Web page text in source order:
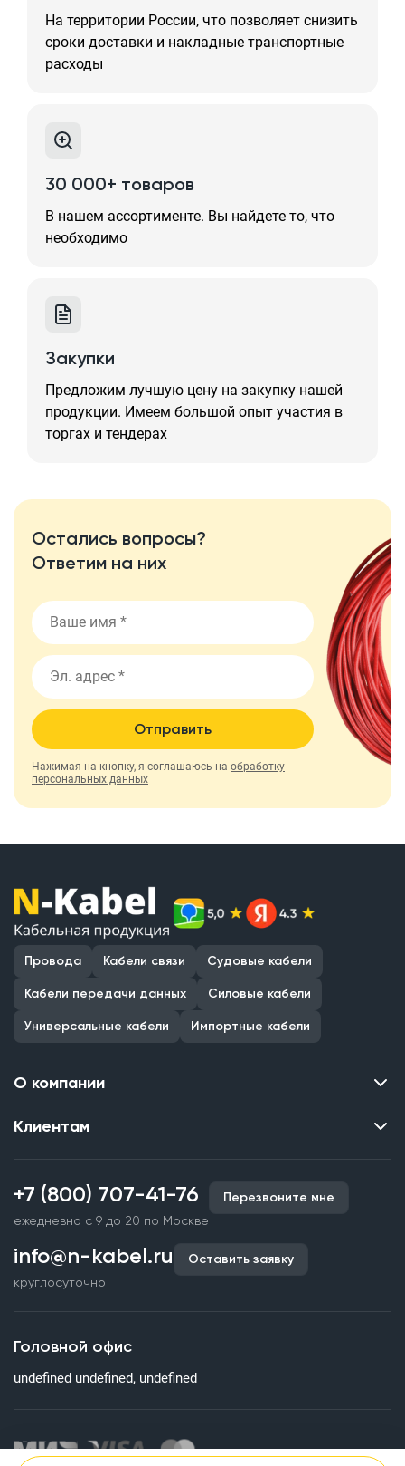
На территории России, что позволяет снизить
сроки доставки и накладные транспортные
расходы
30 000+ товаров
В нашем ассортименте. Вы найдете то, что
необходимо
Закупки
Предложим лучшую цену на закупку нашей
продукции. Имеем большой опыт участия в
торгах и тендерах
Остались вопросы?
Ответим на них
Отправить
Нажимая на кнопку, я соглашаюсь на обработку
персональных данных
Провода Кабели связи Судовые кабели
Кабели передачи данных Силовые кабели
Универсальные кабели Импортные кабели
О компании
Контакты
Наши объекты
Партнерство
Документы и реквизиты
Клиентам
Производство кабельной продукции
Срочное изготовление
Оплата и доставка
Гарантия качества
Статьи
Вопросы и ответы
+7 (800) 707-41-76
ежедневно с 9 до 20 по Москве
Перезвоните мне
info@n-kabel.ru
круглосуточно
Оставить заявку
Головной офис
undefined undefined, undefined